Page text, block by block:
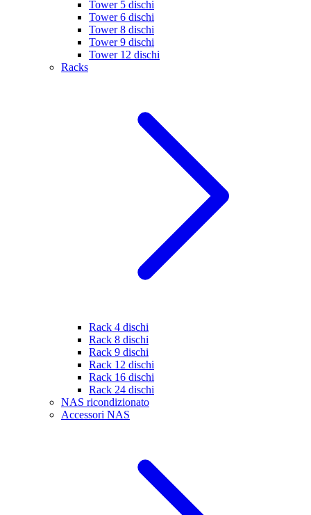
Tower 5 dischi
Tower 6 dischi
Tower 8 dischi
Tower 9 dischi
Tower 12 dischi
Racks
Rack 4 dischi
Rack 8 dischi
Rack 9 dischi
Rack 12 dischi
Rack 16 dischi
Rack 24 dischi
NAS ricondizionato
Accessori NAS